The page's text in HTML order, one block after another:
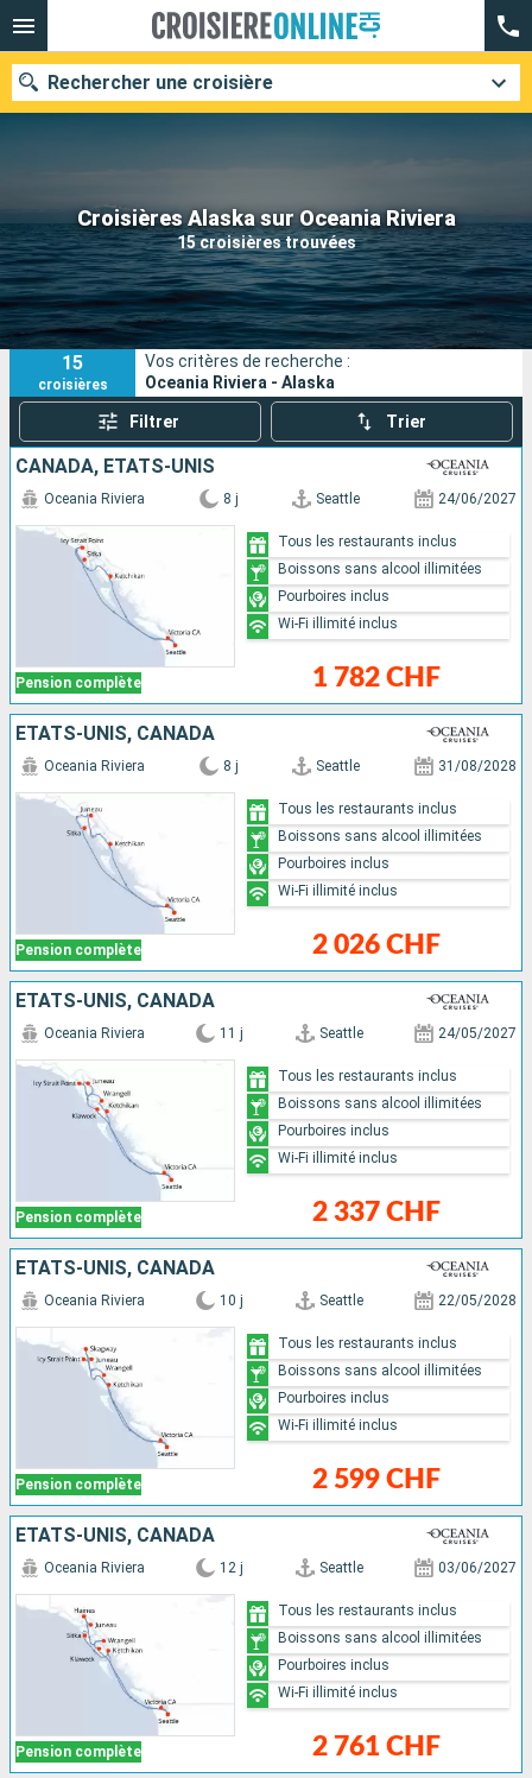
Croisières Alaska sur Oceania Riviera
15 croisières trouvées
Rechercher une croisière
Nos destinations
Mois de départ
Ports Compagnies
Rechercher
15
croisières
Vos critères de recherche :
Oceania Riviera - Alaska
Filtrer Trier
CANADA, ÉTATS-UNIS
Pension complète
Oceania Riviera 8 j Seattle 24/06/2027
1 782 CHF
Tous les restaurants inclus
Boissons sans alcool illimitées
Pourboires inclus
Wi-Fi illimité inclus
ÉTATS-UNIS, CANADA
Pension complète
Oceania Riviera 8 j Seattle 31/08/2028
2 026 CHF
Tous les restaurants inclus
Boissons sans alcool illimitées
Pourboires inclus
Wi-Fi illimité inclus
ÉTATS-UNIS, CANADA
Pension complète
Oceania Riviera 11 j Seattle 24/05/2027
2 337 CHF
Tous les restaurants inclus
Boissons sans alcool illimitées
Pourboires inclus
Wi-Fi illimité inclus
ÉTATS-UNIS, CANADA
Pension complète
Oceania Riviera 10 j Seattle 22/05/2028
2 599 CHF
Tous les restaurants inclus
Boissons sans alcool illimitées
Pourboires inclus
Wi-Fi illimité inclus
ÉTATS-UNIS, CANADA
Pension complète
Oceania Riviera 12 j Seattle 03/06/2027
2 761 CHF
Tous les restaurants inclus
Boissons sans alcool illimitées
Pourboires inclus
Wi-Fi illimité inclus